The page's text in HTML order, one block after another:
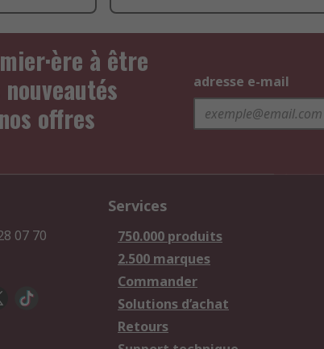
à être
offres
adresse e-mail
07 70
Services
750.000 produits
2.500 marques
Commander
Solutions d’achat
Retours